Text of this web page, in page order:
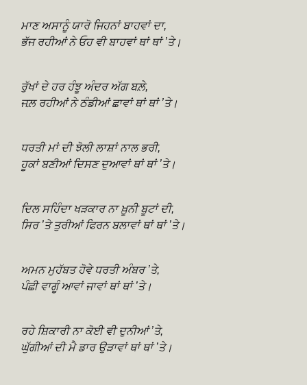
ਮਾਣ ਅਸਾਨੂੰ ਯਾਰੋ ਜਿਹਨਾਂ ਬਾਹਵਾਂ ਦਾ,
ਭੱਜ ਰਹੀਆਂ ਨੇ ਓਹ ਵੀ ਬਾਹਵਾਂ ਥਾਂ ਥਾਂ ʼਤੇ।
ਰੁੱਖਾਂ ਦੇ ਹਰ ਹੰਝੂ ਅੰਦਰ ਅੱਗ ਬਲ਼ੇ,
ਜਲ਼ ਰਹੀਆਂ ਨੇ ਠੰਡੀਆਂ ਛਾਵਾਂ ਥਾਂ ਥਾਂ ʼਤੇ।
ਧਰਤੀ ਮਾਂ ਦੀ ਝੋਲੀ ਲਾਸ਼ਾਂ ਨਾਲ ਭਰੀ,
ਹੂਕਾਂ ਬਣੀਆਂ ਦਿਸਣ ਦੁਆਵਾਂ ਥਾਂ ਥਾਂ ʼਤੇ।
ਦਿਲ ਸਹਿੰਦਾ ਖੜਕਾਰ ਨਾ ਖ਼ੂਨੀ ਬੂਟਾਂ ਦੀ,
ਸਿਰ ʼਤੇ ਤੁਰੀਆਂ ਫਿਰਨ ਬਲਾਵਾਂ ਥਾਂ ਥਾਂ ʼਤੇ।
ਅਮਨ ਮੁਹੱਬਤ ਹੋਵੇ ਧਰਤੀ ਅੰਬਰ ʼਤੇ,
ਪੰਛੀ ਵਾਗੂੰ ਆਵਾਂ ਜਾਵਾਂ ਥਾਂ ਥਾਂ ʼਤੇ।
ਰਹੇ ਸ਼ਿਕਾਰੀ ਨਾ ਕੋਈ ਵੀ ਦੁਨੀਆਂ ʼਤੇ,
ਘੁੱਗੀਆਂ ਦੀ ਮੈ ਡਾਰ ਉੜਾਵਾਂ ਥਾਂ ਥਾਂ ʼਤੇ।